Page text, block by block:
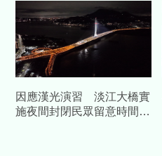
因應漢光演習 淡江大橋實
施夜間封閉民眾留意時間改